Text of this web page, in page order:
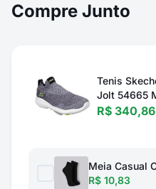
Compre Junto
Tenis
Jolt 54665
R$ 340,86
Meia Casual
R$ 10,83